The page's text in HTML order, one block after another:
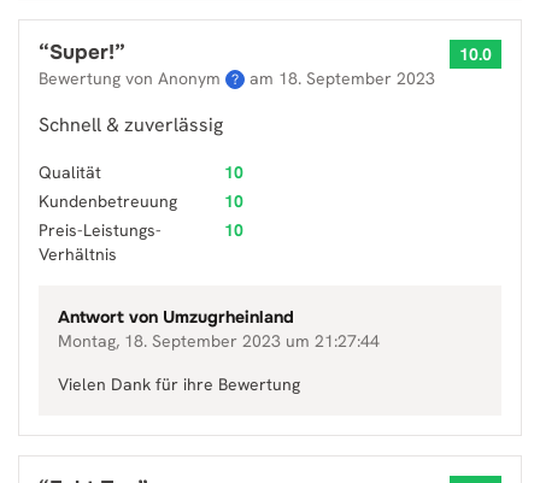
“Super!”
Bewertung von Anonym ? am 18. September 2023
10.0
Schnell & zuverlässig
Qualität
10
Kundenbetreuung
10
Preis-Leistungs-
Verhältnis
10
Antwort von Umzugrheinland
Montag, 18. September 2023 um 21:27:44
Vielen Dank für ihre Bewertung